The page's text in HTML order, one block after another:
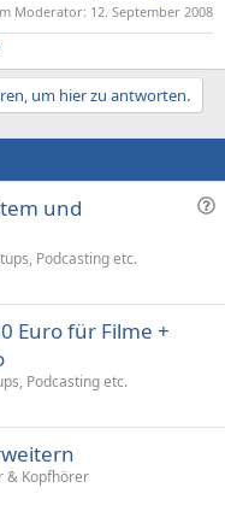
Moderator: 12. September 2008
um hier zu antworten.
F
e
und
Podcasting etc.
Euro für Filme +
Podcasting etc.
& Kopfhörer